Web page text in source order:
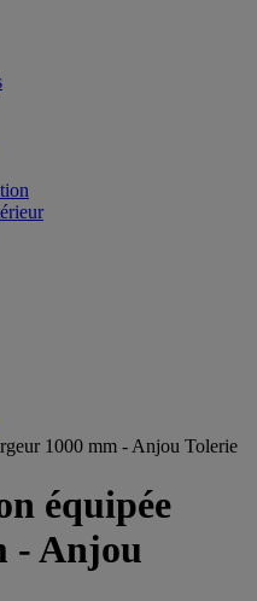
1000 mm - Anjou Tolerie
équipée
- Anjou